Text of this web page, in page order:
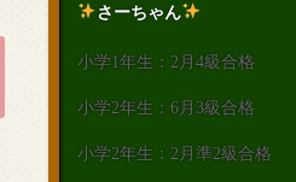
さーちゃん
小学1年生：2月4級合格
小学2年生：6月3級合格
小学2年生：2月準2級合格